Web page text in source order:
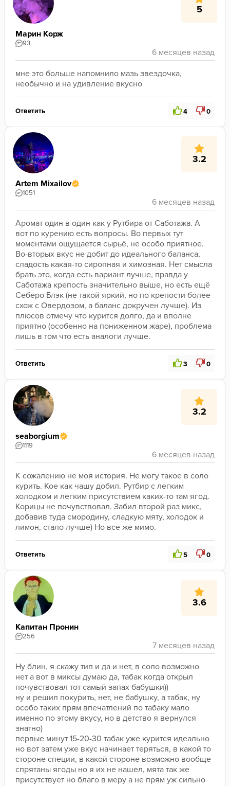
5
Марин Корж
93
мне это больше напомнило мазь звездочка,
необычно и на удивление вкусно
Ответить 4 0
3.2
Artem Mixailov
1051
Аромат один в один как у Рутбира от Саботажа. А
вот по курению есть вопросы. Во первых тут
моментами ощущается сырьё, не особо приятное.
Во-вторых вкус не добит до идеального баланса,
сладость какая-то сиропная и химозная. Нет смысла
брать это, когда есть вариант лучше, правда у
Саботажа крепость значительно выше, но есть ещё
Себеро Блэк (не такой яркий, но по крепости более
схож с Овердозом, а баланс докручен лучше). Из
плюсов отмечу что курится долго, да и вполне
приятно (особенно на пониженном жаре), проблема
лишь в том что есть аналоги лучше.
Ответить 3 0
3.2
seaborgium
1119
К сожалению не моя история. Не могу такое в соло
курить. Кое как чашу добил. Рутбир с легким
холодком и легким присутствием каких-то там ягод.
Корицы не почувствовал. Забил второй раз микс,
добавив туда смородину, сладкую мяту, холодок и
лимон, стало лучше) Но все же мимо.
Ответить 5 0
3.6
Капитан Пронин
256
Ну блин, я скажу тип и да и нет, в соло возможно
нет а вот в миксы думаю да, табак когда открыл
почувствовал тот самый запах бабушки))
ну и решил покурить, нет, не бабушку, а табак, ну
особо таких прям впечатлений по табаку мало
именно по этому вкусу, но в детство я вернулся
знатно)
первые минут 15-20-30 табак уже курится идеально
но вот затем уже вкус начинает теряться, в какой то
стороне специи, в какой стороне возможно вообще
спрятаны ягоды но я их не нашел, мята так же
присутствует но благо в меру а не прям уж сильно